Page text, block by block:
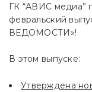
ГК “АВИС медиа”
февральский
ВЕДОМОСТИ»!
В этом выпуске:
Утверждена